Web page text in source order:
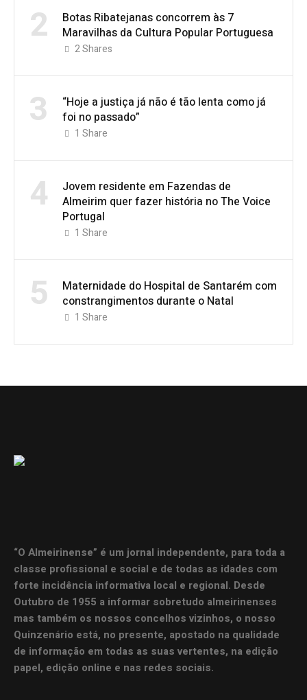
2
Botas Ribatejanas concorrem às 7
Maravilhas da Cultura Popular Portuguesa
2Shares
3
“Hoje a justiça já não é tão lenta como já
foi no passado”
1 Share
4
Jovem residente em Fazendas de
Almeirim quer fazer história no The Voice
Portugal
1 Share
5
Maternidade do Hospital de Santarém com
constrangimentos durante o Natal
1 Share
“O Almeirinense” é um jornal independente, para toda a
classe profissional e social e de todas as idades com
forte incidência informativa local e regional. Desde
Outubro de 1955 a informar sobretudo almeirinenses
mas também os nossos concelhos vizinhos, o nosso
Quinzenário está, no presente, apostado na qualidade
de informação em todas as suas vertentes, na edição
papel, edição online e nas redes sociais.